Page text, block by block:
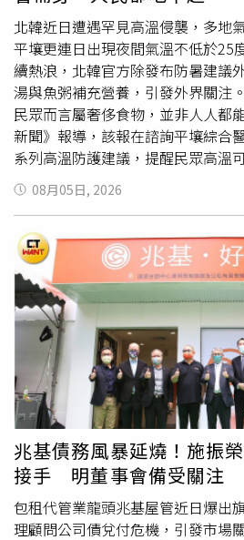
的提升。過去因為身材瘦弱，容易
面對他人；如今不僅體力提升，精
開朗自信。這段經歷曝光後，引發
「紙片人也有春天」；也有人認為
並非人生限制。即使起點不同，只
仍能逐步改善自身狀態，重新塑造
北韓近日遭遇罕見高溫侵襲，多地
平壤更連日出現夜間氣溫不低於25
續熱浪，北韓官方除發布防暑建議
湯與魚粥補充營養，引發外界關注
民眾而言屬奢侈食物，並非人人都
新聞》報導，該報在諮詢平壤綜合
系列高溫防護建議，提醒民眾高溫
並使心血管疾病、糖尿病及甲狀腺
化。除了建議多食用西瓜、小黃瓜
薦攝取「高營養價值」的狗肉湯及
酷暑。報導指出，狗肉湯在北韓被
（dangogi guk），長期被官方視
有補充體力、增強體質的效果。不
少北韓民眾而言仍屬奢侈食物，並
浪不僅影響北韓，鄰近的南韓同樣
方統計，持續高溫已造成至少19人
相關部門加強保護老年人、戶外工
化各項防暑措施。南韓氣象廳指出
42.5度高溫，創下當地有現代氣象
釜山等地近日氣溫也持續維持在30
天有地區突破40度。今年新上路的
已有超過20個地區發布警報。氣象
外活動，並提醒即使待在沒有空調
中暑風險，建議前往避暑中心或陰
08月05日, 2026
兆基債務風暴延燒！施振
接手 明董事會備受關注
包租代管業龍頭兆基屋管近日爆出
理顧問公司債兌付危機，引發市場